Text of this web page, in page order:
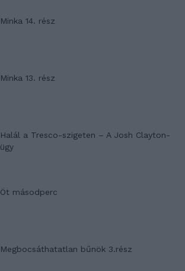
Minka 14. rész
Minka 13. rész
Halál a Tresco-szigeten – A Josh Clayton-
ügy
Öt másodperc
Megbocsáthatatlan bűnök 3.rész